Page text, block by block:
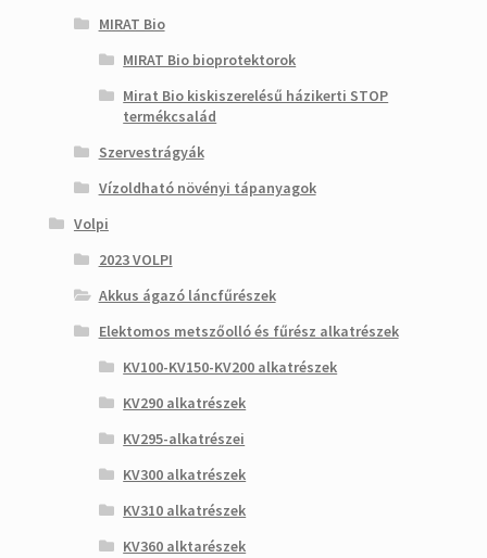
MIRAT Bio
MIRAT Bio bioprotektorok
Mirat Bio kiskiszerelésű házikerti STOP
termékcsalád
Szervestrágyák
Vízoldható növényi tápanyagok
Volpi
2023 VOLPI
Akkus ágazó láncfűrészek
Elektomos metszőolló és fűrész alkatrészek
KV100-KV150-KV200 alkatrészek
KV290 alkatrészek
KV295-alkatrészei
KV300 alkatrészek
KV310 alkatrészek
KV360 alktarészek